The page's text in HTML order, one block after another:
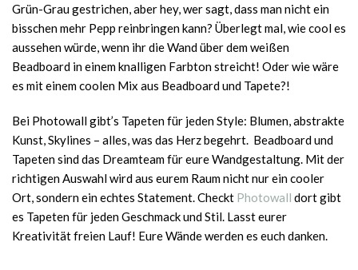
Grün-Grau gestrichen, aber hey, wer sagt, dass man nicht ein
bisschen mehr Pepp reinbringen kann? Überlegt mal, wie cool es
aussehen würde, wenn ihr die Wand über dem weißen
Beadboard in einem knalligen Farbton streicht! Oder wie wäre
es mit einem coolen Mix aus Beadboard und Tapete?!
Bei Photowall gibt’s Tapeten für jeden Style: Blumen, abstrakte
Kunst, Skylines – alles, was das Herz begehrt. Beadboard und
Tapeten sind das Dreamteam für eure Wandgestaltung. Mit der
richtigen Auswahl wird aus eurem Raum nicht nur ein cooler
Ort, sondern ein echtes Statement. Checkt Photowall dort gibt
es Tapeten für jeden Geschmack und Stil. Lasst eurer
Kreativität freien Lauf! Eure Wände werden es euch danken.